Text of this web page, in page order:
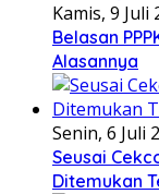
Kamis, 9 Juli
Belasan
Alasannya
Senin, 6 Juli
Seusai
Ditemukan